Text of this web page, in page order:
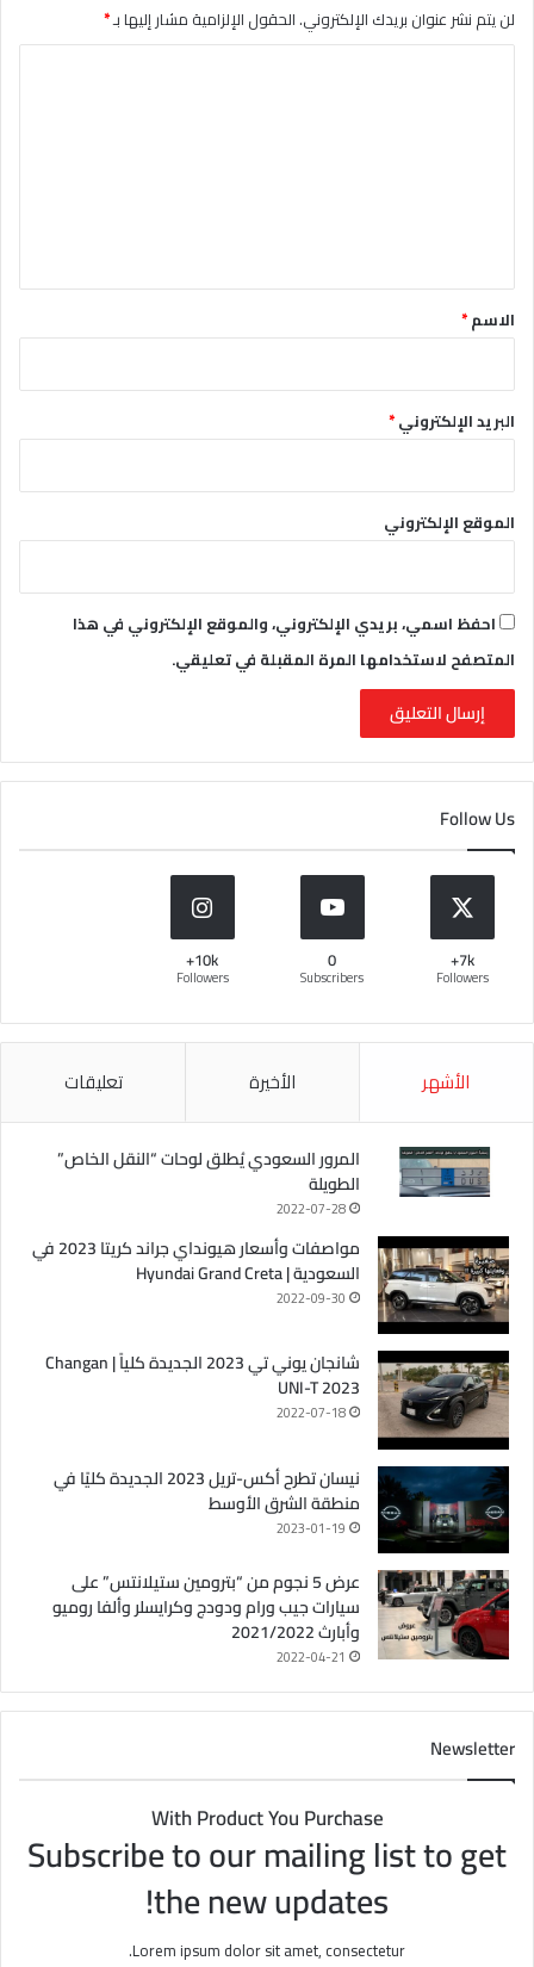
لن يتم نشر عنوان بريدك الإلكتروني.الحقول الإلزامية مشار إليها بـ*
*الاسم*
البريد الإلكتروني*
الموقع الإلكتروني
احفظ اسمي، بريدي الإلكتروني، والموقع الإلكتروني في هذا
المتصفح لاستخدامها المرة المقبلة في تعليقي.
Follow Us
7k+
Followers
0
Subscribers
10k+
Followers
الأشهر الأخيرة تعليقات
المرور السعودي يُطلق لوحات “النقل الخاص”
الطويلة
2022-07-28
مواصفات وأسعار هيونداي جراند كريتا 2023 في
السعودية | Hyundai Grand Creta
2022-09-30
شانجان يوني تي 2023 الجديدة كلياً | Changan
UNI-T 2023
2022-07-18
نيسان تطرح أكس-تريل 2023 الجديدة كليًا في
منطقة الشرق الأوسط
2023-01-19
عرض 5 نجوم من “بترومين ستيلانتس” على
سيارات جيب ورام ودودج وكرايسلر وألفا روميو
وأبارث 2021/2022
2022-04-21
Newsletter
With Product You Purchase
Subscribe to our mailing list to get
the new updates!
Lorem ipsum dolor sit amet, consectetur.